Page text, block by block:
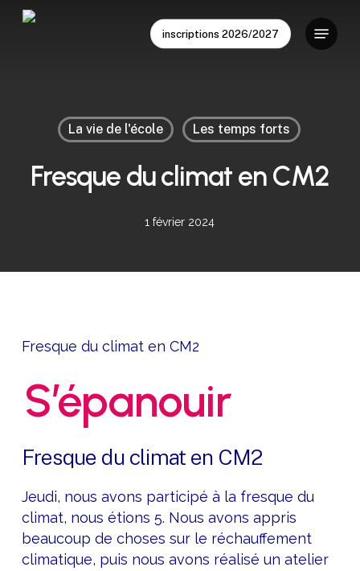
Skip
inscriptions 2026/2027
Menu
La vie de l'école Les temps forts
Fresque du climat en CM2
1 février 2024
Fresque du climat en CM2
S’épanouir
Fresque du climat en CM2
Jeudi, nous avons participé à la fresque du
climat, nous étions 5. Nous avons appris
beaucoup de choses sur le réchauffement
climatique, puis nous avons réalisé un atelier